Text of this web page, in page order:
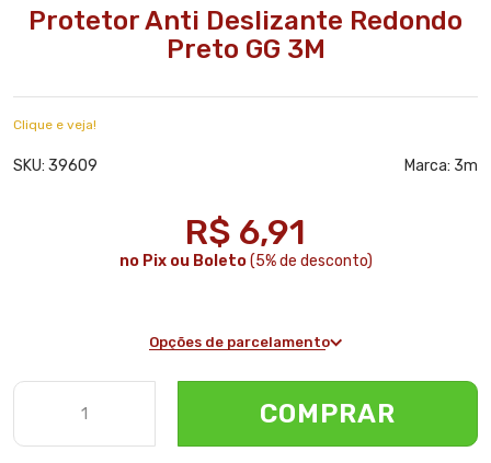
Protetor Anti Deslizante Redondo
Preto GG 3M
Clique e veja!
SKU: 39609 Marca: 3m
R$ 6,91
no Pix ou Boleto(5% de desconto)
Opções de parcelamento
COMPRAR